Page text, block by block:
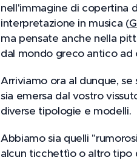
nell'immagine di copertina
interpretazione in musica (
ma pensate anche nella
dal mondo greco antico ad
Arriviamo ora al dunque,
sia emersa dal vostro
diverse tipologie e modelli.
Abbiamo sia quelli
alcun ticchettìo o altro tipo